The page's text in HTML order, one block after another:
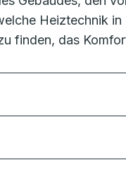
Heiztechnik
finden, das